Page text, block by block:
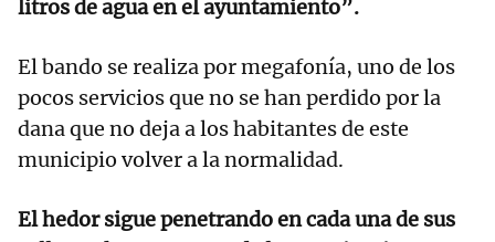
litros de agua en el ayuntamiento”.
El bando se realiza por megafonía, uno de los
pocos servicios que no se han perdido por la
dana que no deja a los habitantes de este
municipio volver a la normalidad.
El hedor sigue penetrando en cada una de sus